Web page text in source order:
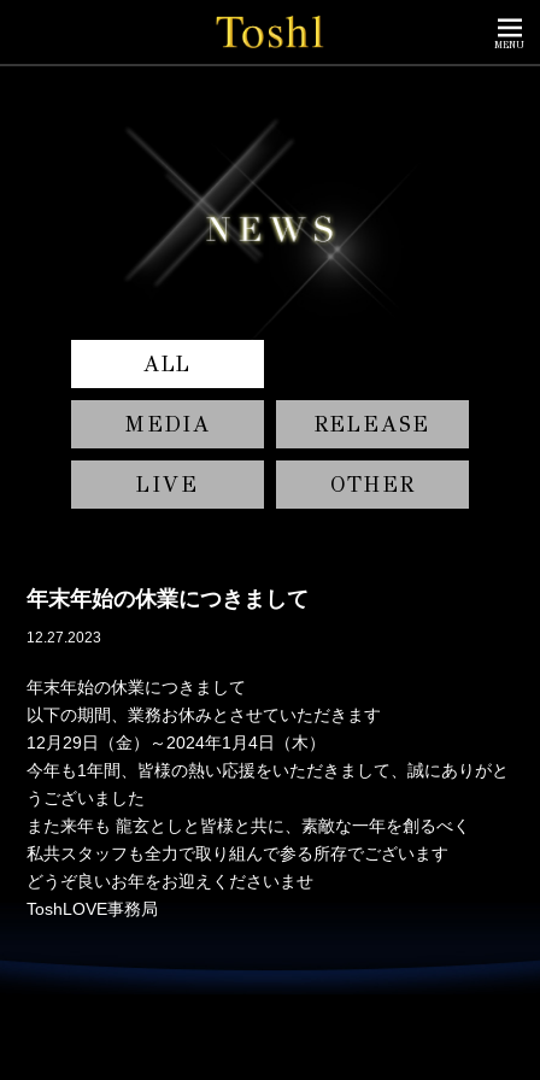
MENU
ALL
MEDIA RELEASE
LIVE OTHER
年末年始の休業につきまして
12.27.2023
年末年始の休業につきまして
以下の期間、業務お休みとさせていただきます
12月29日（金）～2024年1月4日（木）
今年も1年間、皆様の熱い応援をいただきまして、誠にありがと
うございました
また来年も 龍玄としと皆様と共に、素敵な一年を創るべく
私共スタッフも全力で取り組んで参る所存でございます
どうぞ良いお年をお迎えくださいませ
ToshLOVE事務局